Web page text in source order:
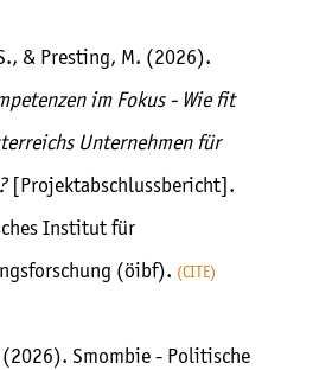
& Presting, M. (2026).
im Fokus - Wie fit
Unternehmen für
[Projektabschlussbericht].
Institut für
(öibf).
CITE
(2026). Smombie - Politische